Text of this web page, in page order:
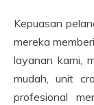
Kepuasan
mereka
layanan kami,
mudah, unit
profesional